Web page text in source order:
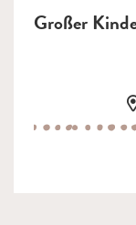
Großer